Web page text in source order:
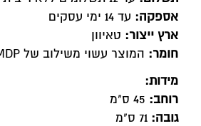
אספקה: עד 14 ימי עסקים
ארץ ייצור: טאיוון
חומר: המוצר עשוי משילוב של MDF, MDP
מידות:
רוחב:
גובה: 71 ס"מ